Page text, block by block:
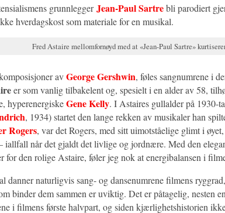
grunnleggerJean-Paul Sartrebli parodiert
hverdagskost som materiale for en musikal.
Fred Astaire mellomfornøyd med at «Jean-Paul Sartre»
avGeorge Gershwin, føles sangnumrene i
er som vanlig tilbakelent og, spesielt i en alder av 58,
hyperenergiskeGene Kelly. I Astaires gullalder på 1930-
, 1934) startet den lange rekken av musikaler han
Rogers, var det Rogers, med sitt uimotståelige glimt i
iallfall når det gjaldt det livlige og jordnære. Med den
for den rolige Astaire, føler jeg nok at energibalansen i
danner naturligvis sang- og dansenumrene filmens
binder dem sammen er uviktig. Det er påtagelig, nesten
i filmens første halvpart, og siden kjærlighetshistorien